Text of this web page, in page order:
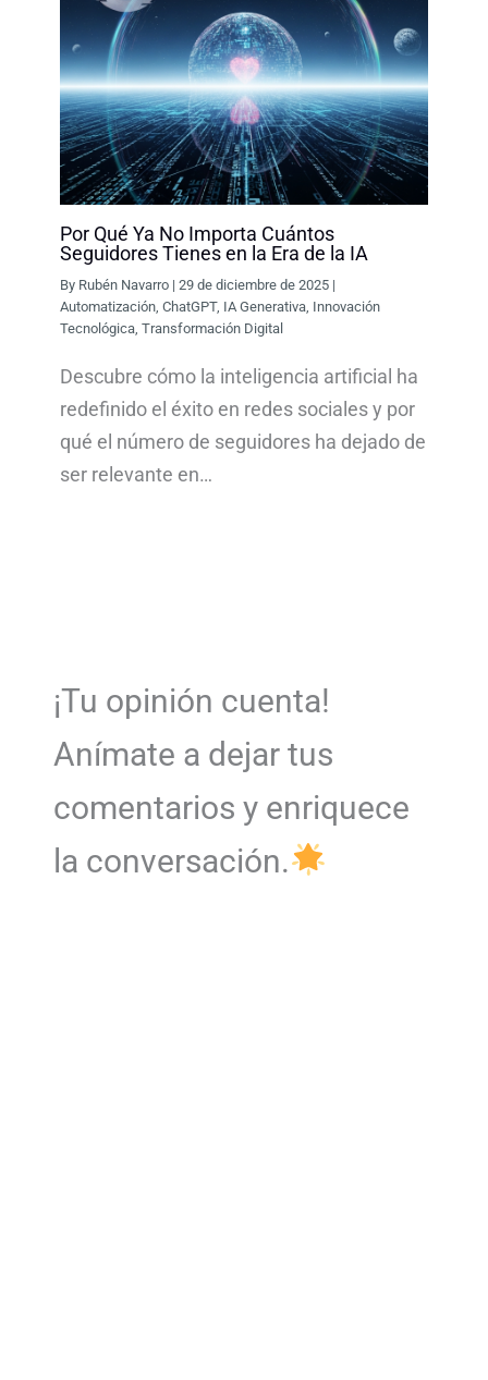
Por Qué Ya No Importa Cuántos
Seguidores Tienes en la Era de la IA
By Rubén Navarro |29 de diciembre de 2025 |
Automatización,ChatGPT, IA Generativa, Innovación
Tecnológica,Transformación Digital
Descubre cómo la inteligencia artificial ha
redefinido el éxito en redes sociales y por
qué el número de seguidores ha dejado de
ser relevante en…
¡Tu opinión cuenta!
Anímate a dejar tus
comentarios y enriquece
la conversación.